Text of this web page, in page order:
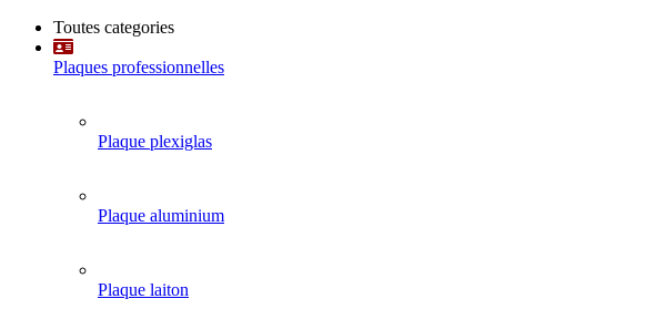
Toutes categories
Plaques professionnelles
Plaque plexiglas
Plaque aluminium
Plaque laiton